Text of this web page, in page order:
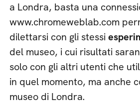
a Londra, basta una
www.chromeweblab.com
dilettarsi con gli stessi
del museo, i cui risultati
solo con gli altri utenti che
in quel momento, ma anche
museo di Londra.